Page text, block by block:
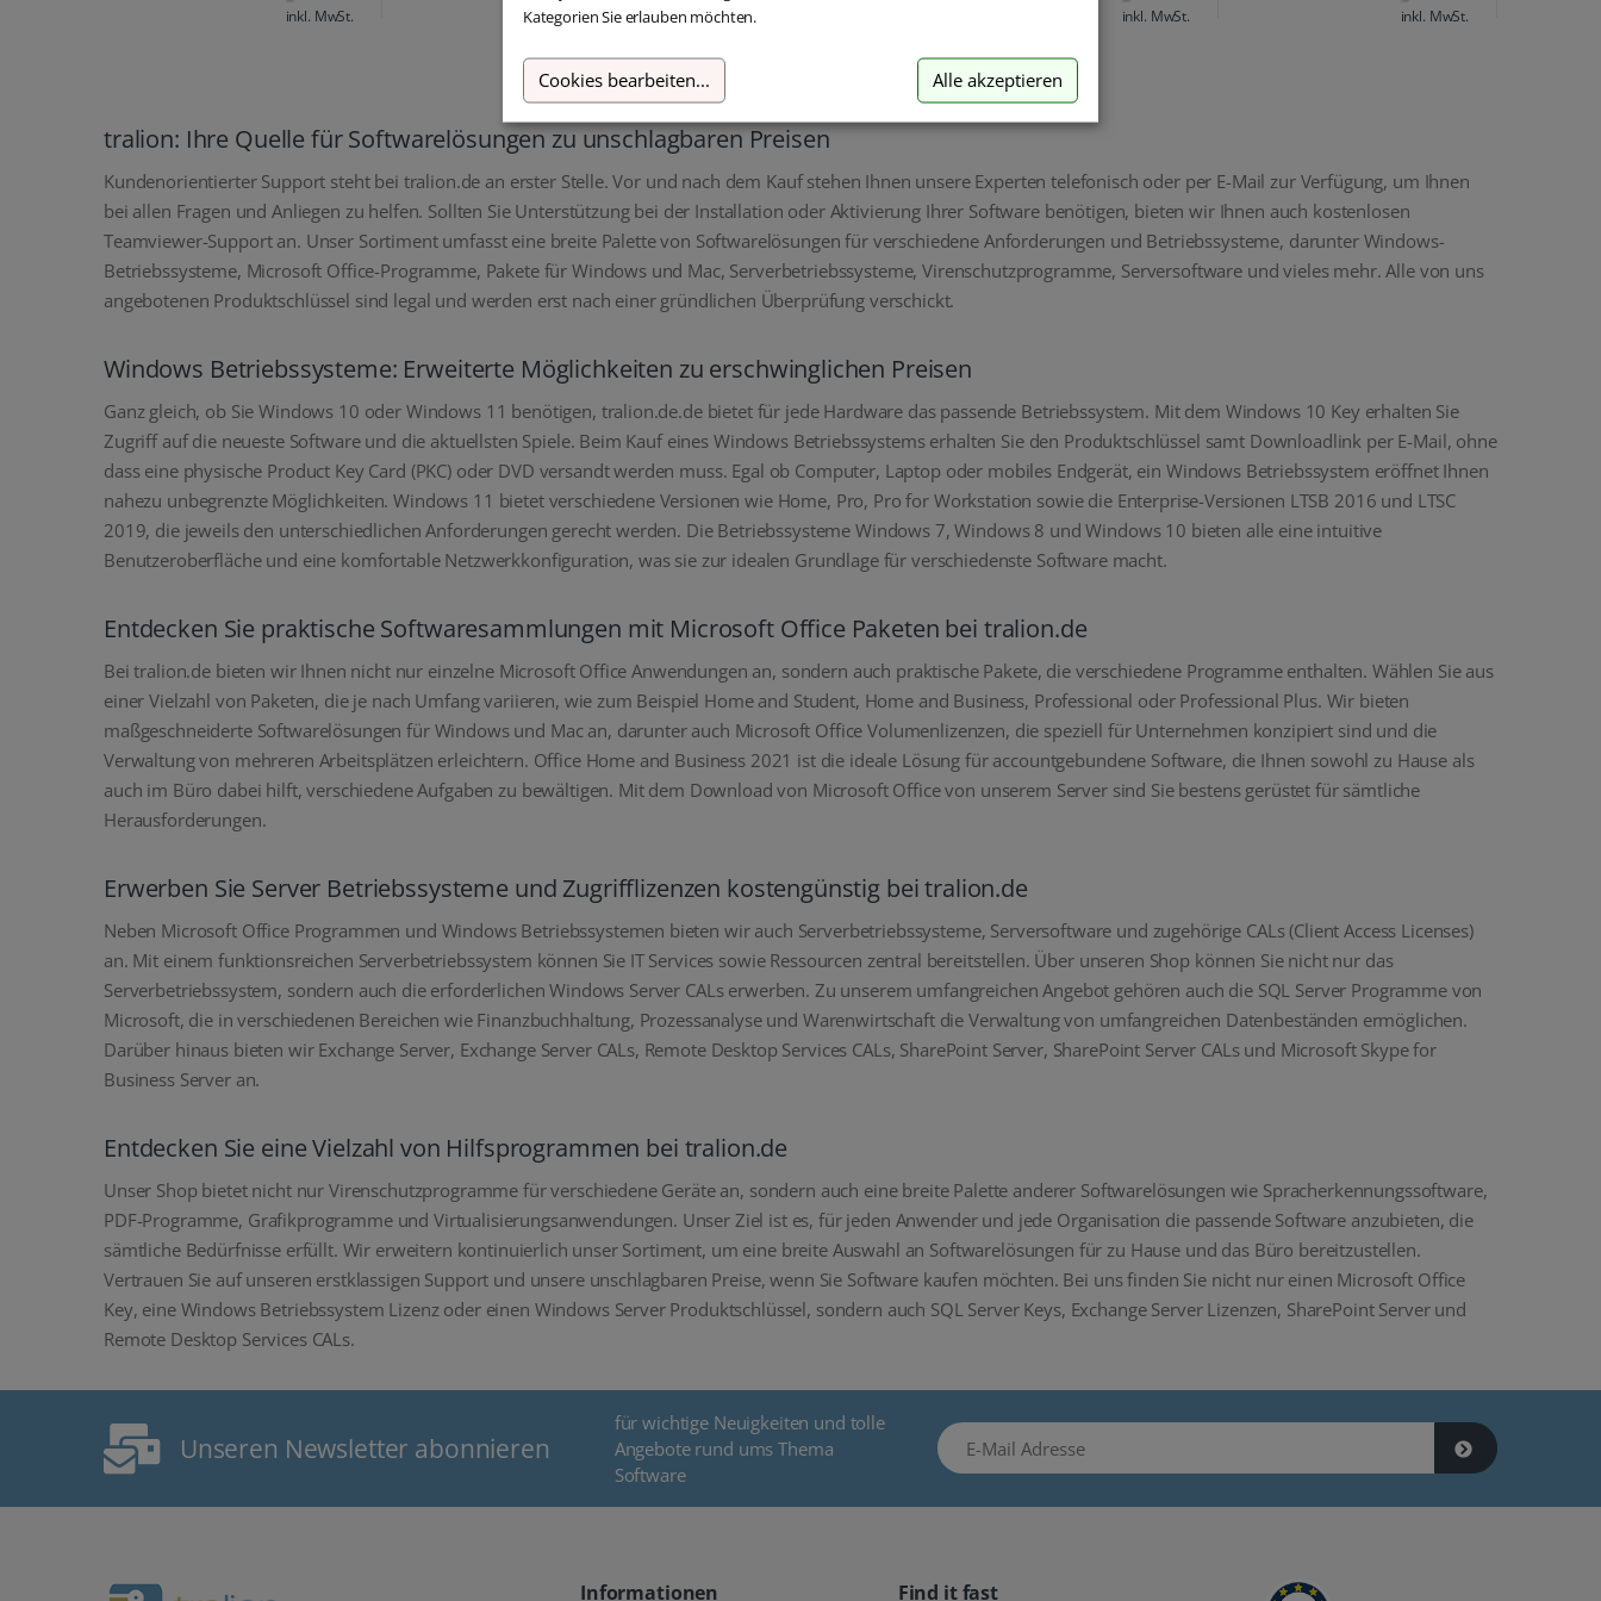
inkl. MwSt. inkl. MwSt. inkl. MwSt. inkl. MwSt.
tralion: Ihre Quelle für Softwarelösungen zu unschlagbaren Preisen
Kundenorientierter Support steht bei tralion.de an erster Stelle. Vor und nach dem Kauf stehen Ihnen unsere Experten telefonisch oder per E-Mail zur Verfügung, um Ihnen
bei allen Fragen und Anliegen zu helfen. Sollten Sie Unterstützung bei der Installation oder Aktivierung Ihrer Software benötigen, bieten wir Ihnen auch kostenlosen
Teamviewer-Support an. Unser Sortiment umfasst eine breite Palette von Softwarelösungen für verschiedene Anforderungen und Betriebssysteme, darunter Windows-
Betriebssysteme, Microsoft Office-Programme, Pakete für Windows und Mac, Serverbetriebssysteme, Virenschutzprogramme, Serversoftware und vieles mehr. Alle von uns
angebotenen Produktschlüssel sind legal und werden erst nach einer gründlichen Überprüfung verschickt.
Windows Betriebssysteme: Erweiterte Möglichkeiten zu erschwinglichen Preisen
Ganz gleich, ob Sie Windows 10 oder Windows 11 benötigen, tralion.de.de bietet für jede Hardware das passende Betriebssystem. Mit dem Windows 10 Key erhalten Sie
Zugriff auf die neueste Software und die aktuellsten Spiele. Beim Kauf eines Windows Betriebssystems erhalten Sie den Produktschlüssel samt Downloadlink per E-Mail, ohne
dass eine physische Product Key Card (PKC) oder DVD versandt werden muss. Egal ob Computer, Laptop oder mobiles Endgerät, ein Windows Betriebssystem eröffnet Ihnen
nahezu unbegrenzte Möglichkeiten. Windows 11 bietet verschiedene Versionen wie Home, Pro, Pro for Workstation sowie die Enterprise-Versionen LTSB 2016 und LTSC
2019, die jeweils den unterschiedlichen Anforderungen gerecht werden. Die Betriebssysteme Windows 7, Windows 8 und Windows 10 bieten alle eine intuitive
Benutzeroberfläche und eine komfortable Netzwerkkonfiguration, was sie zur idealen Grundlage für verschiedenste Software macht.
Entdecken Sie praktische Softwaresammlungen mit Microsoft Office Paketen bei tralion.de
Bei tralion.de bieten wir Ihnen nicht nur einzelne Microsoft Office Anwendungen an, sondern auch praktische Pakete, die verschiedene Programme enthalten. Wählen Sie aus
einer Vielzahl von Paketen, die je nach Umfang variieren, wie zum Beispiel Home and Student, Home and Business, Professional oder Professional Plus. Wir bieten
maßgeschneiderte Softwarelösungen für Windows und Mac an, darunter auch Microsoft Office Volumenlizenzen, die speziell für Unternehmen konzipiert sind und die
Verwaltung von mehreren Arbeitsplätzen erleichtern. Office Home and Business 2021 ist die ideale Lösung für accountgebundene Software, die Ihnen sowohl zu Hause als
auch im Büro dabei hilft, verschiedene Aufgaben zu bewältigen. Mit dem Download von Microsoft Office von unserem Server sind Sie bestens gerüstet für sämtliche
Herausforderungen.
Erwerben Sie Server Betriebssysteme und Zugrifflizenzen kostengünstig bei tralion.de
Neben Microsoft Office Programmen und Windows Betriebssystemen bieten wir auch Serverbetriebssysteme, Serversoftware und zugehörige CALs (Client Access Licenses)
an. Mit einem funktionsreichen Serverbetriebssystem können Sie IT Services sowie Ressourcen zentral bereitstellen. Über unseren Shop können Sie nicht nur das
Serverbetriebssystem, sondern auch die erforderlichen Windows Server CALs erwerben. Zu unserem umfangreichen Angebot gehören auch die SQL Server Programme von
Microsoft, die in verschiedenen Bereichen wie Finanzbuchhaltung, Prozessanalyse und Warenwirtschaft die Verwaltung von umfangreichen Datenbeständen ermöglichen.
Darüber hinaus bieten wir Exchange Server, Exchange Server CALs, Remote Desktop Services CALs, SharePoint Server, SharePoint Server CALs und Microsoft Skype for
Business Server an.
Entdecken Sie eine Vielzahl von Hilfsprogrammen bei tralion.de
Unser Shop bietet nicht nur Virenschutzprogramme für verschiedene Geräte an, sondern auch eine breite Palette anderer Softwarelösungen wie Spracherkennungssoftware,
PDF-Programme, Grafikprogramme und Virtualisierungsanwendungen. Unser Ziel ist es, für jeden Anwender und jede Organisation die passende Software anzubieten, die
sämtliche Bedürfnisse erfüllt. Wir erweitern kontinuierlich unser Sortiment, um eine breite Auswahl an Softwarelösungen für zu Hause und das Büro bereitzustellen.
Vertrauen Sie auf unseren erstklassigen Support und unsere unschlagbaren Preise, wenn Sie Software kaufen möchten. Bei uns finden Sie nicht nur einen Microsoft Office
Key, eine Windows Betriebssystem Lizenz oder einen Windows Server Produktschlüssel, sondern auch SQL Server Keys, Exchange Server Lizenzen, SharePoint Server und
Remote Desktop Services CALs.
Unseren Newsletter abonnieren
für wichtige Neuigkeiten und tolle
Angebote rund ums Thema
Software
E-Mail Adresse
Informationen Find it fast
Kategorien Sie erlauben möchten.
Cookies bearbeiten... Alle akzeptieren